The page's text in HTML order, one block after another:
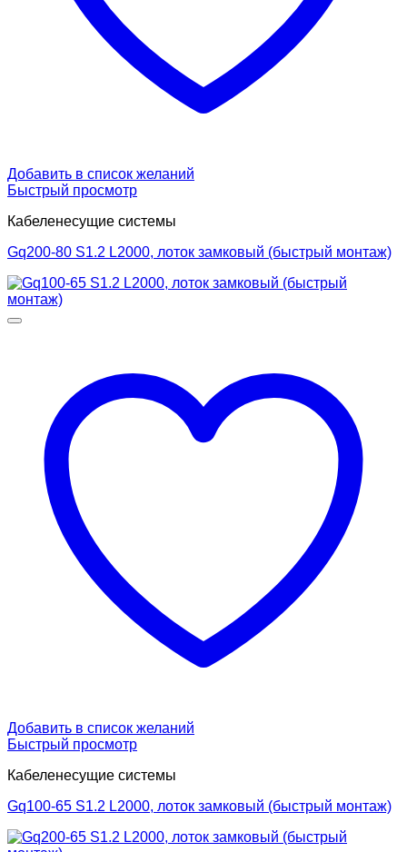
Добавить в список желаний
Быстрый просмотр
Кабеленесущие системы
Gq200-80 S1.2 L2000, лоток замковый (быстрый монтаж)
Добавить в список желаний
Быстрый просмотр
Кабеленесущие системы
Gq100-65 S1.2 L2000, лоток замковый (быстрый монтаж)